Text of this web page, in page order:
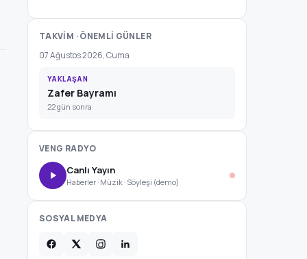
TAKVİM · ÖNEMLİ GÜNLER
07 Ağustos 2026, Cuma
YAKLAŞAN
Zafer Bayramı
22 gün sonra
VENG RADYO
Canlı Yayın
Haberler · Müzik · Söyleşi (demo)
SOSYAL MEDYA